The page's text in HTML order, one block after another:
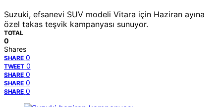
Suzuki, efsanevi SUV modeli Vitara için Haziran ayına
özel takas teşvik kampanyası sunuyor.
TOTAL
0
Shares
SHARE 0
TWEET 0
SHARE 0
SHARE 0
SHARE 0